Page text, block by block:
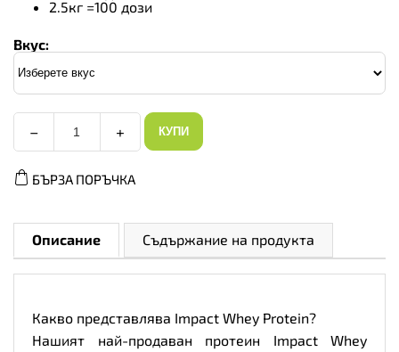
2.5кг =100 дози
Вкус:
−
Myprotein
Impact
Protein
Суроватъчен
Протеин,
Вкус
шоколад,
количество
+ КУПИ
БЪРЗА ПОРЪЧКА
Описание Съдържание на продукта
Какво представлява Impact Whey Protein?
Нашият най-продаван протеин Impact Whey